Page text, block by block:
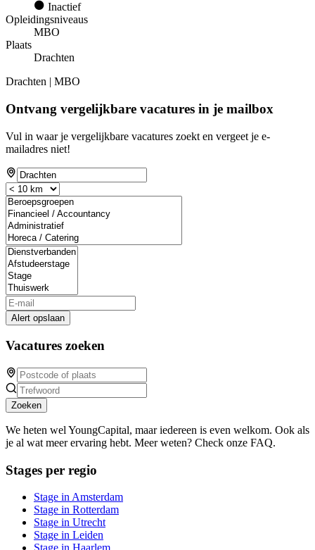
Inactief
Opleidingsniveaus
MBO
Plaats
Drachten
Drachten | MBO
Ontvang vergelijkbare vacatures in je mailbox
Vul in waar je vergelijkbare vacatures zoekt en vergeet je e-
mailadres niet!
Alert opslaan
Vacatures zoeken
Zoeken
We heten wel YoungCapital, maar iedereen is even welkom. Ook als
je al wat meer ervaring hebt. Meer weten? Check onze FAQ.
Stages per regio
Stage in Amsterdam
Stage in Rotterdam
Stage in Utrecht
Stage in Leiden